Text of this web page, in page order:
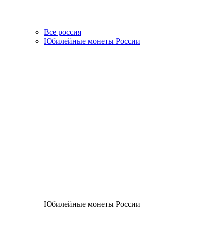
Все россия
Юбилейные монеты России
Юбилейные монеты России